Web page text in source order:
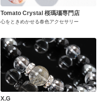
Tomato Crystal 桜瑪瑙専門店
心をときめかせる春色アクセサリー
X.G